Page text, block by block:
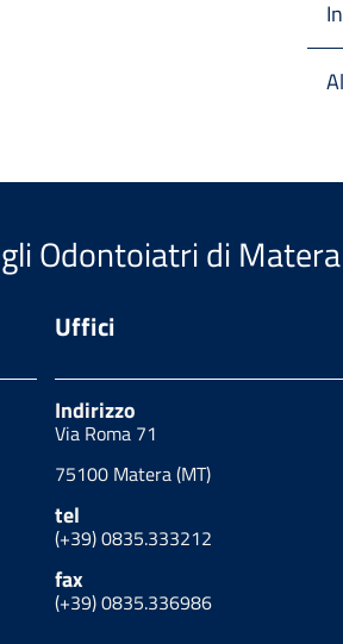
Odontoiatri di Matera
Uffici
Indirizzo
Via Roma 71
75100 Matera (MT)
tel
(+39) 0835.333212
fax
(+39) 0835.336986